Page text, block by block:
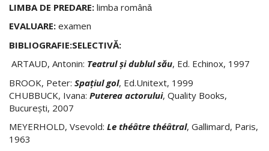
LIMBA DE PREDARE: limba românǎ
EVALUARE: examen
BIBLIOGRAFIE:SELECTIVĂ:
ARTAUD, Antonin: Teatrul şi dublul său, Ed. Echinox, 1997
BROOK, Peter: Spaţiul gol, Ed.Unitext, 1999
CHUBBUCK, Ivana: Puterea actorului, Quality Books,
Bucureşti, 2007
MEYERHOLD, Vsevold: Le théâtre théâtral, Gallimard, Paris,
1963